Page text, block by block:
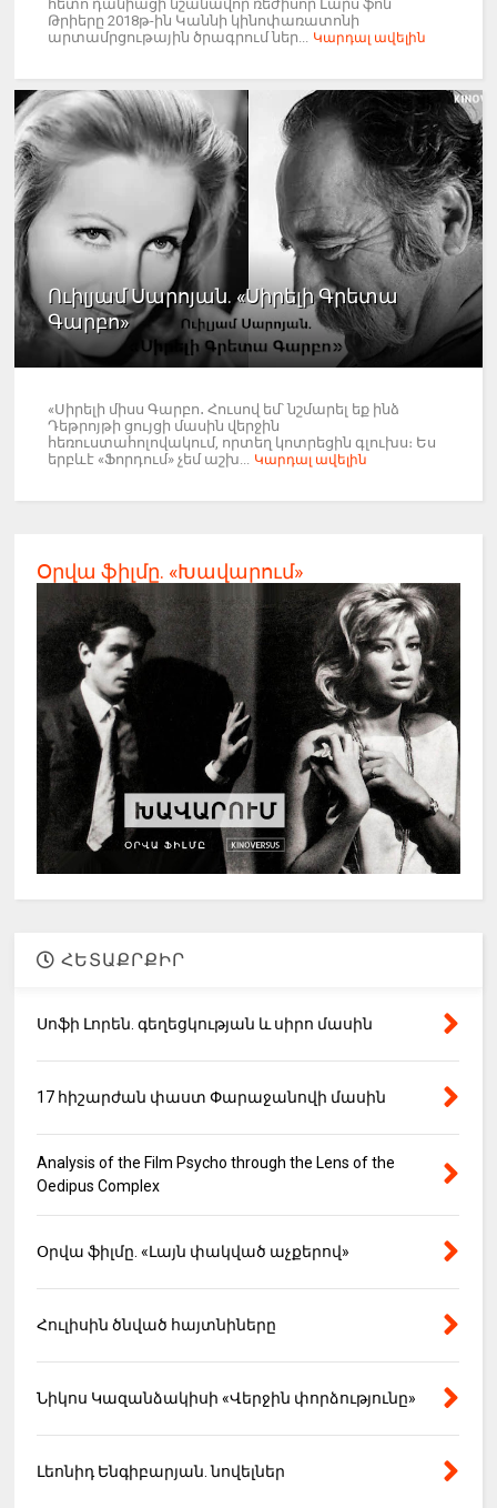
հետո դանիացի նշանավոր ռեժիսոր Լարս ֆոն
Թրիերը 2018թ-ին Կաննի կինոփառատոնի
արտամրցութային ծրագրում ներ... Կարդալ ավելին
Ուիլյամ Սարոյան. «Սիրելի Գրետա
Գարբո»
«Սիրելի միսս Գարբո․ Հուսով եմ՝ նշմարել եք ինձ
Դեթրոյթի ցույցի մասին վերջին
հեռուստահոլովակում, որտեղ կոտրեցին գլուխս։ Ես
երբևէ «Ֆորդում» չեմ աշխ... Կարդալ ավելին
Օրվա ֆիլմը. «Խավարում»
ՀԵՏԱՔՐՔԻՐ
Սոֆի Լորեն. գեղեցկության և սիրո մասին
17 հիշարժան փաստ Փարաջանովի մասին
Analysis of the Film Psycho through the Lens of the
Oedipus Complex
Օրվա ֆիլմը. «Լայն փակված աչքերով»
Հուլիսին ծնված հայտնիները
Նիկոս Կազանձակիսի «Վերջին փորձությունը»
Լեոնիդ Ենգիբարյան. նովելներ